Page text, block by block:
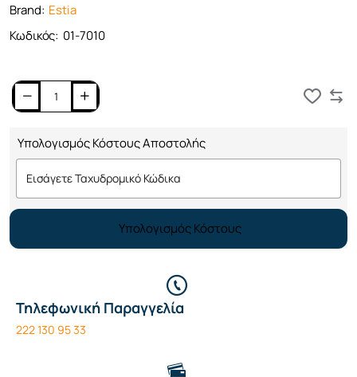
Brand: Estia
Κωδικός: 01-7010
Υπολογισμός Κόστους Αποστολής
Υπολογισμός Κόστους
Τηλεφωνική Παραγγελία
222 130 95 33